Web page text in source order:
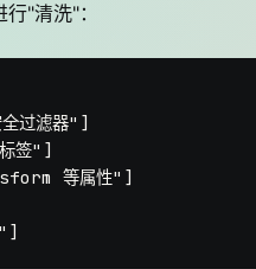
"清洗"：
过滤器"]
签"]
等属性"]